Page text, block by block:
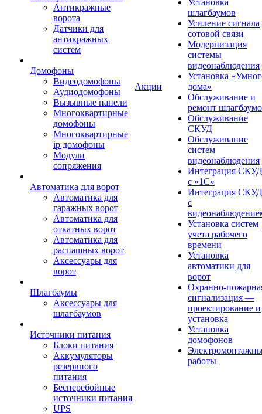
Антикражные
ворота
Датчики для
антикражных
систем
Домофоны
Видеодомофоны
Аудиодомофоны
Вызывные панели
Многоквартирные
домофоны
Многоквартирные
ip домофоны
Модули
сопряжения
Автоматика для ворот
Автоматика для
гаражных ворот
Автоматика для
откатных ворот
Автоматика для
распашных ворот
Аксессуары для
ворот
Шлагбаумы
Аксессуары для
шлагбаумов
Источники питания
Блоки питания
Аккумуляторы
резервного
питания
Бесперебойные
источники питания
UPS
Акции
Установка
шлагбаумов
Усиление сигнала
сотовой связи
Модернизация
системы
видеонаблюдения
Установка
дома»
Обслуживание и
ремонт
Обслуживание
СКУД
Обслуживание
систем
видеонаблюдения
Интеграция СКУД
с «1С»
Интеграция СКУД
с
Установка систем
учета рабочего
времени
Установка
автоматики для
ворот
Охранно-
сигнализация —
проектирование и
установка
Установка
домофонов
работы